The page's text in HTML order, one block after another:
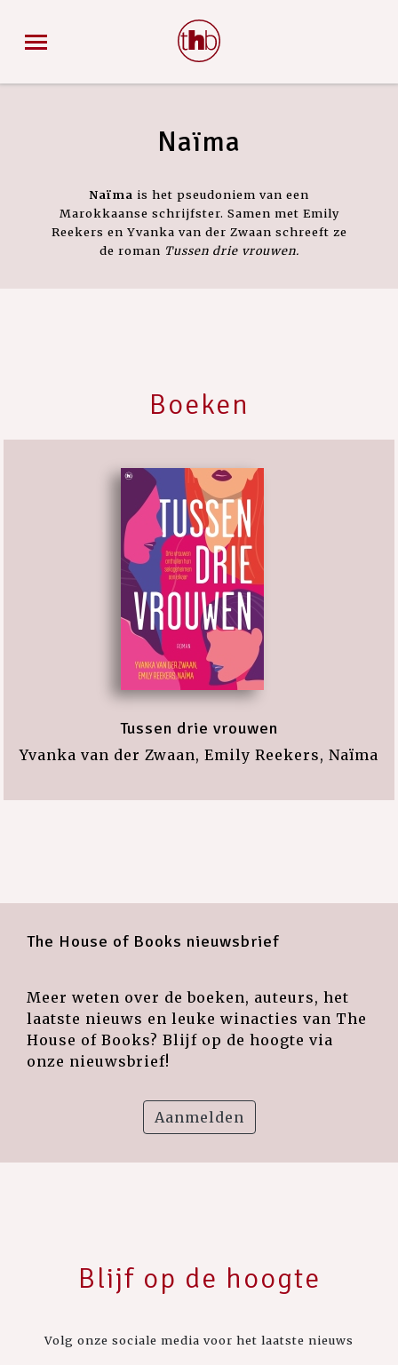
Naïma
Naïma is het pseudoniem van een
Marokkaanse schrijfster. Samen met Emily
Reekers en Yvanka van der Zwaan schreeft ze
de roman Tussen drie vrouwen.
Boeken
Tussen drie vrouwen
Yvanka van der Zwaan, Emily Reekers, Naïma
The House of Books nieuwsbrief
Meer weten over de boeken, auteurs, het
laatste nieuws en leuke winacties van The
House of Books? Blijf op de hoogte via
onze nieuwsbrief!
Aanmelden
Blijf op de hoogte
Volg onze sociale media voor het laatste nieuws